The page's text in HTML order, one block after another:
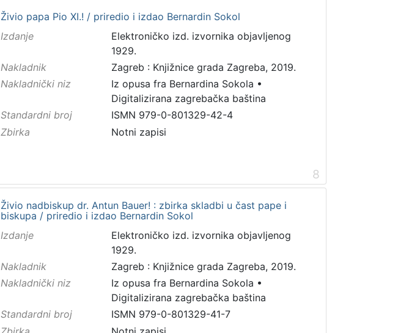
Živio papa Pio XI.! / priredio i izdao Bernardin Sokol
Izdanje
Elektroničko izd. izvornika objavljenog
1929.
Nakladnik
Zagreb : Knjižnice grada Zagreba, 2019.
Nakladnički niz
Iz opusa fra Bernardina Sokola •
Digitalizirana zagrebačka baština
Standardni broj
ISMN 979-0-801329-42-4
Zbirka
Notni zapisi
8
Živio nadbiskup dr. Antun Bauer! : zbirka skladbi u čast pape i
biskupa / priredio i izdao Bernardin Sokol
Izdanje
Elektroničko izd. izvornika objavljenog
1929.
Nakladnik
Zagreb : Knjižnice grada Zagreba, 2019.
Nakladnički niz
Iz opusa fra Bernardina Sokola •
Digitalizirana zagrebačka baština
Standardni broj
ISMN 979-0-801329-41-7